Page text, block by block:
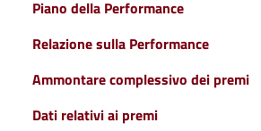
Piano della Performance
Relazione sulla Performance
Ammontare complessivo dei premi
Dati relativi ai premi